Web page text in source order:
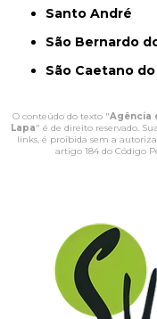
Santo André
São Bernardo
São Caetano
O conteúdo do texto "Agência
Lapa" é de direito reservado.
links, é proibida sem a
artigo 184 do Código